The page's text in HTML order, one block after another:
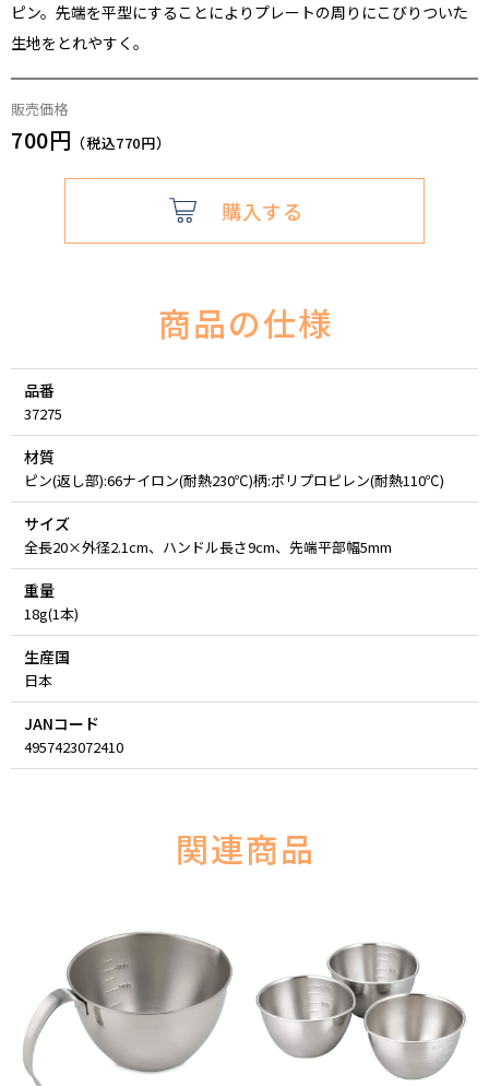
ピン。先端を平型にすることによりプレートの周りにこびりついた
生地をとれやすく。
販売価格
700円 （税込770円）
購入する
商品の仕様
品番
37275
材質
ピン(返し部):66ナイロン(耐熱230℃)柄:ポリプロピレン(耐熱110℃)
サイズ
全長20×外径2.1cm、ハンドル長さ9cm、先端平部幅5mm
重量
18g(1本)
生産国
日本
JANコード
4957423072410
関連商品